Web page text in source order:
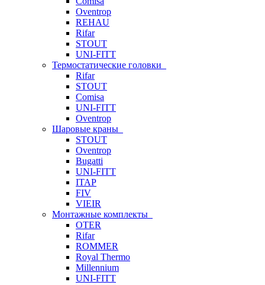
Oventrop
REHAU
Rifar
STOUT
UNI-FITT
Термостатические головки
Rifar
STOUT
Comisa
UNI-FITT
Oventrop
Шаровые краны
STOUT
Oventrop
Bugatti
UNI-FITT
ITAP
FIV
VIEIR
Монтажные комплекты
OTER
Rifar
ROMMER
Royal Thermo
Millennium
UNI-FITT